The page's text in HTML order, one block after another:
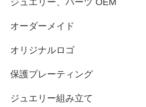
ジュエリー、パーツ OEM
オーダーメイド
オリジナルロゴ
保護プレーティング
ジュエリー組み立て